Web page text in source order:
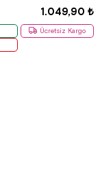
1.049,90 ₺
Ücretsiz Kargo